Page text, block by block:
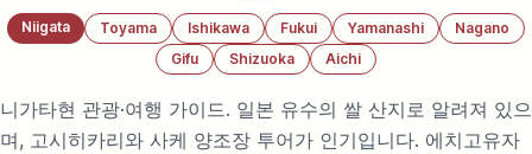
Niigata Toyama Ishikawa Fukui Yamanashi
Nagano
Gifu
Shizuoka Aichi
니가타현 관광·여행 가이드. 일본 유수의 쌀 산지로 알려져 있으
며, 고시히카리와 사케 양조장 투어가 인기입니다. 에치고유자